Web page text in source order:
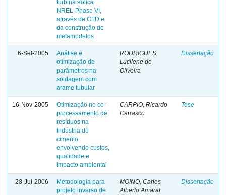
turbina eólica
NREL-Phase VI,
através de CFD e
da construção de
metamodelos
6-Set-2005
Análise e
otimização de
parâmetros na
soldagem com
arame tubular
RODRIGUES,
Lucilene de
Oliveira
Dissertação
16-Nov-2005
Otimização no co-
processamento de
resíduos na
indústria do
cimento
envolvendo custos,
qualidade e
impacto ambiental
CARPIO, Ricardo
Carrasco
Tese
28-Jul-2006
Metodologia para
projeto inverso de
MOINO, Carlos
Alberto Amaral
Dissertação